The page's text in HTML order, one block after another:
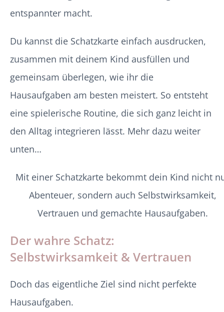
entspannter macht.
Du kannst die Schatzkarte einfach ausdrucken,
zusammen mit deinem Kind ausfüllen und
gemeinsam überlegen, wie ihr die
Hausaufgaben am besten meistert. So entsteht
eine spielerische Routine, die sich ganz leicht in
den Alltag integrieren lässt. Mehr dazu weiter
unten…
Mit einer Schatzkarte bekommt dein Kind nicht
Abenteuer, sondern auch Selbstwirksamkeit,
Vertrauen und gemachte Hausaufgaben.
Der wahre Schatz:
Selbstwirksamkeit & Vertrauen
Doch das eigentliche Ziel sind nicht perfekte
Hausaufgaben.